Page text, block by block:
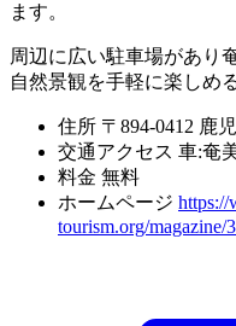
ます。
周辺に広い駐車場があり
自然景観を手軽に楽しめ
住所 〒894-0412 鹿
交通アクセス 車:奄
料金 無料
ホームページ https://
tourism.org/magazine/